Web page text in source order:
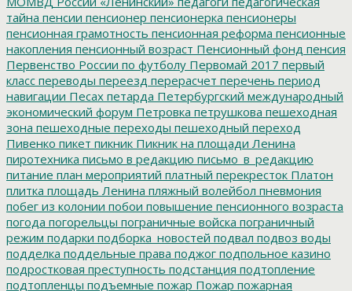
тайна пенсии пенсионер пенсионерка пенсионеры
пенсионная грамотность пенсионная реформа пенсионные
накопления пенсионный возраст Пенсионный фонд пенсия
Первенство России по футболу Первомай 2017 первый
класс переводы переезд перерасчет перечень период
навигации Песах петарда Петербургский международный
экономический форум Петровка петрушкова пешеходная
зона пешеходные переходы пешеходный переход
Пивенко пикет пикник Пикник на площади Ленина
пиротехника письмо в редакцию письмо_в_редакцию
питание план мероприятий платный перекресток Платон
плитка площадь Ленина пляжный волейбол пневмония
побег из колонии побои повышение пенсионного возраста
погода погорельцы пограничные войска пограничный
режим подарки подборка_новостей подвал подвоз воды
подделка поддельные права поджог подпольное казино
подростковая преступность подстанция подтопление
подтопленцы подъемные пожар Пожар пожарная